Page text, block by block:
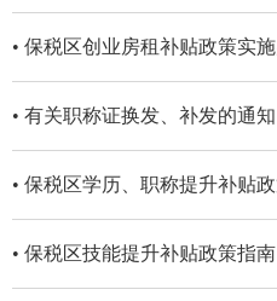
• 保税区创业房租补贴政策实
• 有关职称证换发、补发的通知
• 保税区学历、职称提升补贴
• 保税区技能提升补贴政策指南